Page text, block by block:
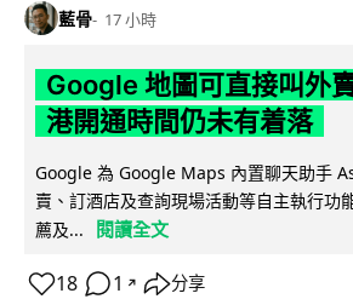
藍骨 17 小時
Google 地圖可直接叫外
港開通時間仍未有着落
Google 為 Google Maps 內置聊天助手
賣、訂酒店及查詢現場活動等自主執行功
薦及...
閱讀全文
18 1 ↗ 分享